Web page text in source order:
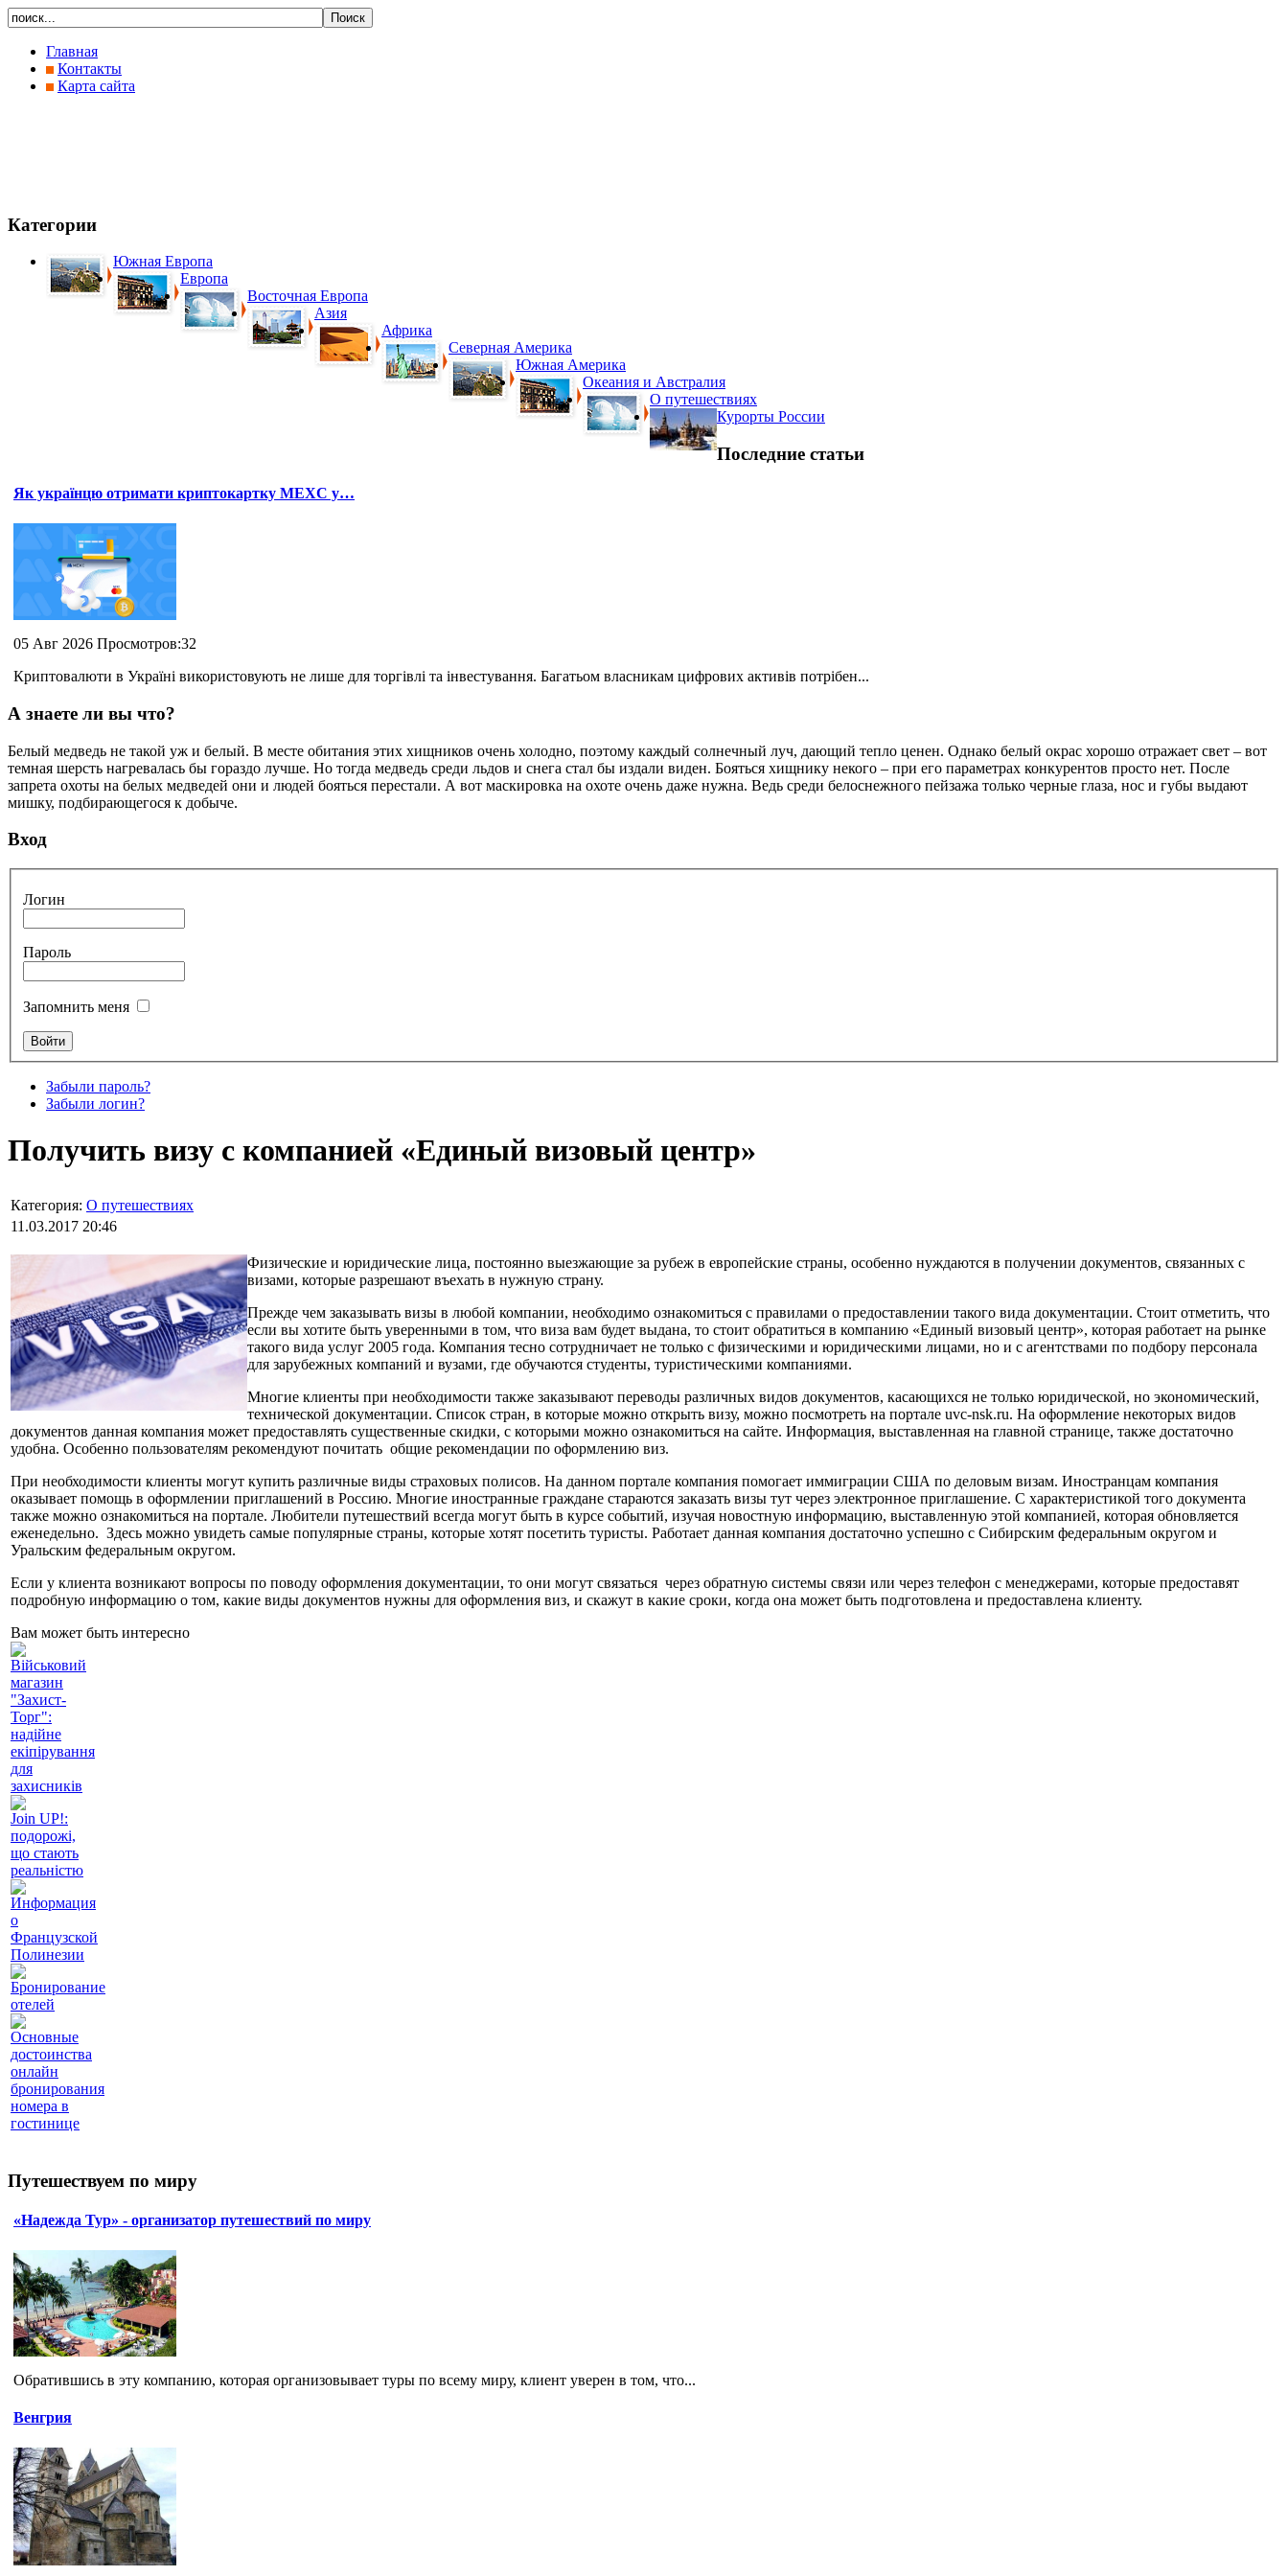
Главная
Контакты
Карта сайта
Категории
Южная Европа
Европа
Восточная Европа
Азия
Африка
Северная Америка
Южная Америка
Океания и Австралия
О путешествиях
Курорты России
Последние статьи
Як українцю отримати криптокартку MEXC у…
05 Авг 2026 Просмотров:32
Криптовалюти в Україні використовують не лише для торгівлі та інвестування. Багатьом власникам цифрових активів потрібен...
А знаете ли вы что?
Белый медведь не такой уж и белый. В месте обитания этих хищников очень холодно, поэтому каждый солнечный луч, дающий тепло ценен. Однако белый окрас хорошо отражает свет – вот
темная шерсть нагревалась бы гораздо лучше. Но тогда медведь среди льдов и снега стал бы издали виден. Бояться хищнику некого – при его параметрах конкурентов просто нет. После
запрета охоты на белых медведей они и людей бояться перестали. А вот маскировка на охоте очень даже нужна. Ведь среди белоснежного пейзажа только черные глаза, нос и губы выдают
мишку, подбирающегося к добыче.
Вход
Логин
Пароль
Запомнить меня
Забыли пароль?
Забыли логин?
Получить визу с компанией «Единый визовый центр»
Категория: О путешествиях
11.03.2017 20:46
Физические и юридические лица, постоянно выезжающие за рубеж в европейские страны, особенно нуждаются в получении документов, связанных с
визами, которые разрешают въехать в нужную страну.
Прежде чем заказывать визы в любой компании, необходимо ознакомиться с правилами о предоставлении такого вида документации. Стоит отметить, что
если вы хотите быть уверенными в том, что виза вам будет выдана, то стоит обратиться в компанию «Единый визовый центр», которая работает на рынке
такого вида услуг 2005 года. Компания тесно сотрудничает не только с физическими и юридическими лицами, но и с агентствами по подбору персонала
для зарубежных компаний и вузами, где обучаются студенты, туристическими компаниями.
Многие клиенты при необходимости также заказывают переводы различных видов документов, касающихся не только юридической, но экономический,
технической документации. Список стран, в которые можно открыть визу, можно посмотреть на портале uvc-nsk.ru. На оформление некоторых видов
документов данная компания может предоставлять существенные скидки, с которыми можно ознакомиться на сайте. Информация, выставленная на главной странице, также достаточно
удобна. Особенно пользователям рекомендуют почитать общие рекомендации по оформлению виз.
При необходимости клиенты могут купить различные виды страховых полисов. На данном портале компания помогает иммиграции США по деловым визам. Иностранцам компания
оказывает помощь в оформлении приглашений в Россию. Многие иностранные граждане стараются заказать визы тут через электронное приглашение. С характеристикой того документа
также можно ознакомиться на портале. Любители путешествий всегда могут быть в курсе событий, изучая новостную информацию, выставленную этой компанией, которая обновляется
еженедельно. Здесь можно увидеть самые популярные страны, которые хотят посетить туристы. Работает данная компания достаточно успешно с Сибирским федеральным округом и
Уральским федеральным округом.
Если у клиента возникают вопросы по поводу оформления документации, то они могут связаться через обратную системы связи или через телефон с менеджерами, которые предоставят
подробную информацию о том, какие виды документов нужны для оформления виз, и скажут в какие сроки, когда она может быть подготовлена и предоставлена клиенту.
Вам может быть интересно
Військовий
магазин
"Захист-
Торг":
надійне
екіпірування
для
захисників
Join UP!:
подорожі,
що стають
реальністю
Информация
о
Французской
Полинезии
Бронирование
отелей
Основные
достоинства
онлайн
бронирования
номера в
гостинице
Путешествуем по миру
«Надежда Тур» - организатор путешествий по миру
Обратившись в эту компанию, которая организовывает туры по всему миру, клиент уверен в том, что...
Венгрия